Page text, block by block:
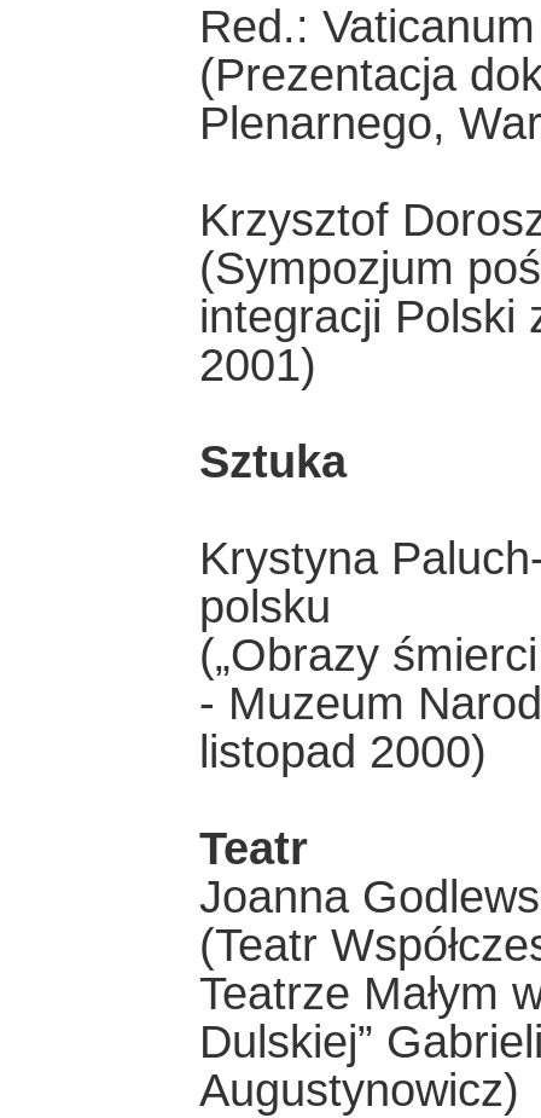
Red.:
(Prezentacja
Plenarnego,
Krzysztof
(Sympozjum
integracji Polski
2001)
Sztuka
Krystyna
polsku
(„Obrazy
- Muzeum
listopad 2000)
Teatr
Joanna
(Teatr
Teatrze Małym
Dulskiej”
Augustynowicz)